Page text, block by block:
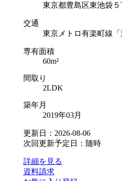
東京都豊島区東池袋５
交通
東京メトロ有楽町線
専有面積
60m²
間取り
2LDK
築年月
2019年03月
更新日：2026-08-06
次回更新予定日：随時
詳細を見る
資料請求